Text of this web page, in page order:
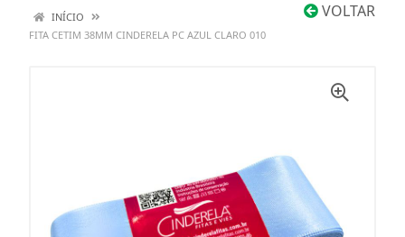
VOLTAR
INÍCIO
FITA CETIM 38MM CINDERELA PC AZUL CLARO 010